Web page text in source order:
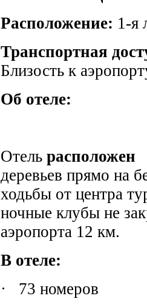
Расположение: 1-я
Транспортная
Близость к
Об отеле:
Отель расположен
деревьев прямо на
ходьбы от центра
ночные клубы не
аэропорта 12 км.
В отеле:
·
73 номеров